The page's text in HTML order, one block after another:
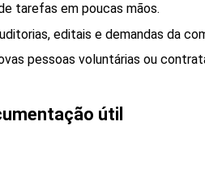
tarefas em poucas mãos.
editais e demandas da
pessoas voluntárias ou
útil